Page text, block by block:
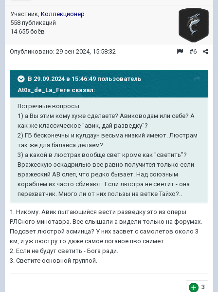
Участник, Коллекционер
558 публикаций
14 655 боёв
#6
Опубликовано: 29 сен 2024, 15:58:32
В 29.09.2024 в 15:46:49 пользователь
At0s_de_La_Fere сказал:
Встречные вопросы:
1) а Вы этим кому хуже сделаете? Авиководам или себе? А
как же классическое "авик, дай разведку"?
2) ГБ бесконечны и кулдаун весьма низкий имеют. Люстрам
так же для баланса делаем?
3) а какой в люстрах вообще свет кроме как "светить"?
Вражескую эскадрилью все равно получится только если
вражеский АВ слеп, что редко бывает. Над союзным
кораблем их часто сбивают. Если люстра не светит - она
перехватчик. Много ли от них пользы на ветке Тайхо?..
1. Никому. Авик пытающийся вести разведку это из оперы
РЛСного минотавра. Все слышали а видели только на форумах.
Подсвет люстрой эсминца? У них засвет с самолетов около 3
км, и уж люстру то даже самое поганое пво снимет.
2. Если не будут светить - Бога ради.
3. Светите основной группой.
3